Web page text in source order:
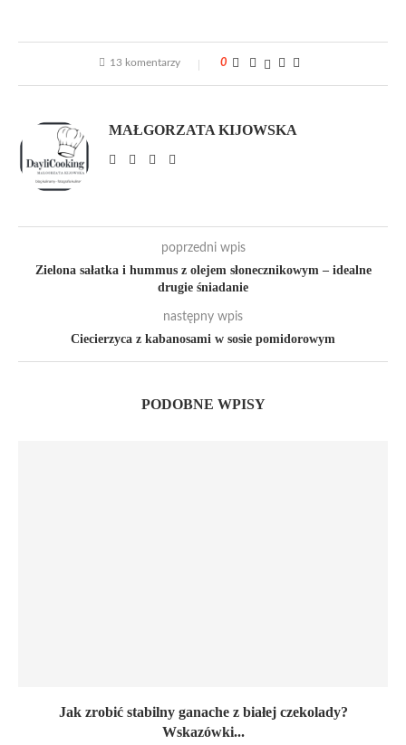
13 komentarzy 0
MAŁGORZATA KIJOWSKA
poprzedni wpis
Zielona sałatka i hummus z olejem słonecznikowym – idealne
drugie śniadanie
następny wpis
Ciecierzyca z kabanosami w sosie pomidorowym
PODOBNE WPISY
Jak zrobić stabilny ganache z białej czekolady?
Wskazówki...